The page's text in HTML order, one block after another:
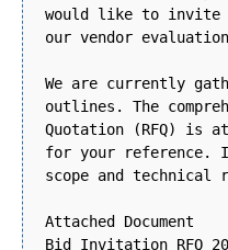
would like to invite
our vendor
We are currently
outlines. The
Quotation (RFQ) is
for your reference.
scope and technical
Attached Document